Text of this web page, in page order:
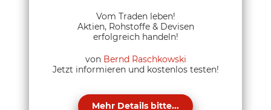
Vom Traden leben!
Aktien, Rohstoffe & Devisen
erfolgreich handeln!
von Bernd Raschkowski
Jetzt informieren und kostenlos testen!
Mehr Details bitte...